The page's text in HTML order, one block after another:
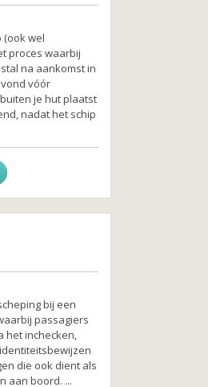
(ook wel
proces waarbij
na aankomst in
vóór
je hut plaatst
nadat het schip
bij een
passagiers
het inchecken,
die ook dient als
aan boord. ...